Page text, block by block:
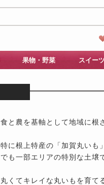
果物・野菜 スイーツ
食と農を基軸として地域に根
特に根上特産の「加賀丸いも
でも一部エリアの特別な土壌
丸くてキレイな丸いもを育て